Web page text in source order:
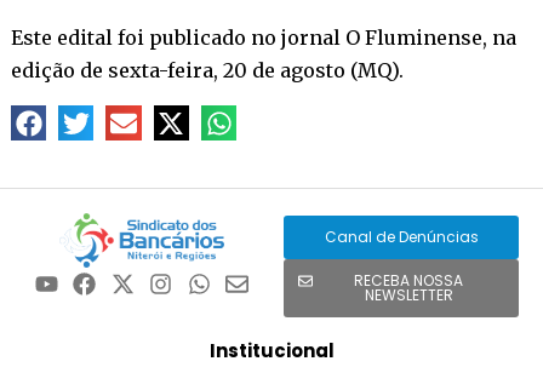
Este edital foi publicado no jornal O Fluminense, na
edição de sexta-feira, 20 de agosto (MQ).
Canal de Denúncias
RECEBA NOSSA
NEWSLETTER
Institucional